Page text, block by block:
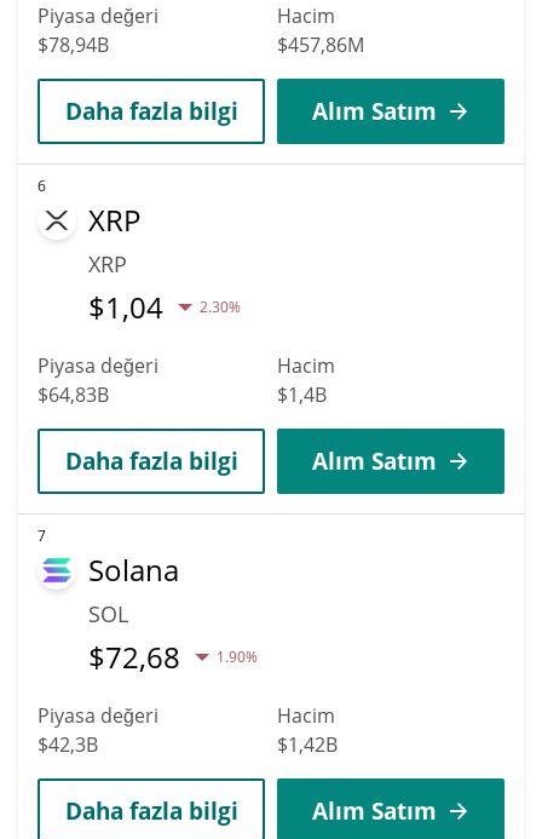
Piyasa değeri
$78,94B
Hacim
$457,86M
Daha fazla bilgi Alım Satım
6
XRP
XRP
$1,04 2.30%
Piyasa değeri
$64,83B
Hacim
$1,4B
Daha fazla bilgi Alım Satım
7
Solana
SOL
$72,68 1.90%
Piyasa değeri
$42,3B
Hacim
$1,42B
Daha fazla bilgi Alım Satım